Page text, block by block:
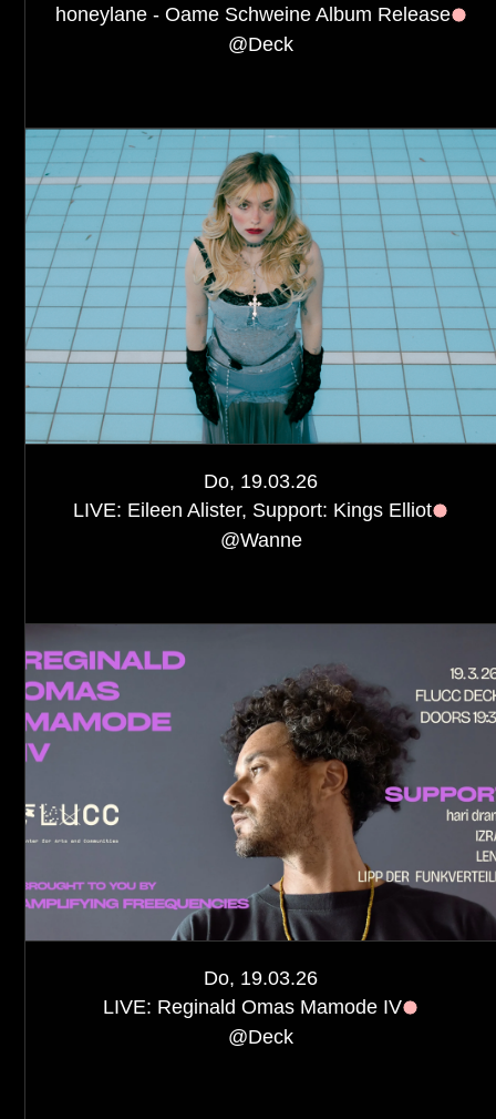
honeylane - Oame Schweine Album Release
@Deck
Do, 19.03.26
LIVE: Eileen Alister, Support: Kings Elliot
@Wanne
Do, 19.03.26
LIVE: Reginald Omas Mamode IV
@Deck